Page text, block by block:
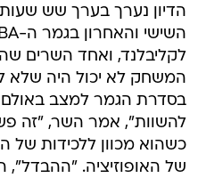
הדיון נערך בערך שש
לקליבלנד, ואחד השרים
המשחק לא יכול היה שלא
בסדרת הגמר למצב באולם
להשוות", אמר השר, "זה
כשהוא מכוון ללכידות של
של האופוזיציה. "ההבדל",